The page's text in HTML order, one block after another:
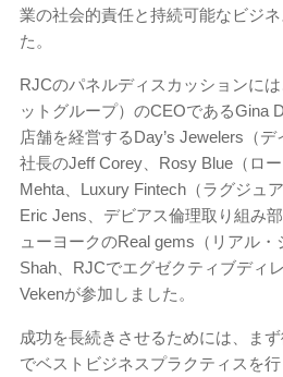
業の社会的責任と持続可能なビジ
た。
RJCのパネルディスカッションに
ットグループ）のCEOであるGina
店舗を経営するDay’s Jewelers（
社長のJeff Corey、Rosy Blue（ロ
Mehta、Luxury Fintech（ラグジュ
Eric Jens、デビアス倫理取り組み
ューヨークのReal gems（リアル
Shah、RJCでエグゼクティブディ
Vekenが参加しました。
成功を長続きさせるためには、ま
でベストビジネスプラクティスを